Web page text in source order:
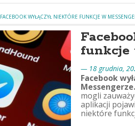
FACEBOOK WYŁĄCZYŁ NIEKTÓRE FUNKCJE W
funkcje
— 18 grudnia,
Facebook
Messengerze.
mogli
aplikacji
niektóre